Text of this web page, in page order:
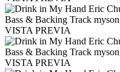
VISTA PREVIA
VISTA PREVIA